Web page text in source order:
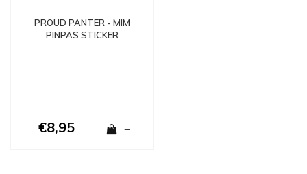
PROUD PANTER - MIM
PINPAS STICKER
€8,95 +